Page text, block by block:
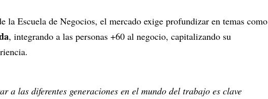
la Escuela de Negocios, el mercado exige profundizar en temas como
, integrando a las personas +60 al negocio, capitalizando su
a las diferentes generaciones en el mundo del trabajo es clave